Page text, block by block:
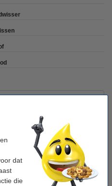
dat
die
whiteboard markers
(2,5 mm rond)
(250 ml)